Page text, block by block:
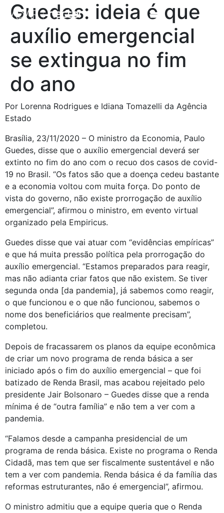
Guedes: ideia é que
auxílio emergencial
se extingua no fim
do ano
Por Lorenna Rodrigues e Idiana Tomazelli da Agência
Estado
Brasília, 23/11/2020 – O ministro da Economia, Paulo
Guedes, disse que o auxílio emergencial deverá ser
extinto no fim do ano com o recuo dos casos de covid-
19 no Brasil. “Os fatos são que a doença cedeu bastante
e a economia voltou com muita força. Do ponto de
vista do governo, não existe prorrogação de auxílio
emergencial”, afirmou o ministro, em evento virtual
organizado pela Empiricus.
Guedes disse que vai atuar com “evidências empíricas”
e que há muita pressão política pela prorrogação do
auxílio emergencial. “Estamos preparados para reagir,
mas não adianta criar fatos que não existem. Se tiver
segunda onda [da pandemia], já sabemos como reagir,
o que funcionou e o que não funcionou, sabemos o
nome dos beneficiários que realmente precisam”,
completou.
Depois de fracassarem os planos da equipe econômica
de criar um novo programa de renda básica a ser
iniciado após o fim do auxílio emergencial – que foi
batizado de Renda Brasil, mas acabou rejeitado pelo
presidente Jair Bolsonaro – Guedes disse que a renda
mínima é de “outra família” e não tem a ver com a
pandemia.
“Falamos desde a campanha presidencial de um
programa de renda básica. Existe no programa o Renda
Cidadã, mas tem que ser fiscalmente sustentável e não
tem a ver com pandemia. Renda básica é da família das
reformas estruturantes, não é emergencial”, afirmou.
O ministro admitiu que a equipe queria que o Renda